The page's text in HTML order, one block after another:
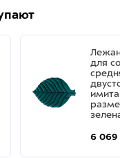
для
6 069